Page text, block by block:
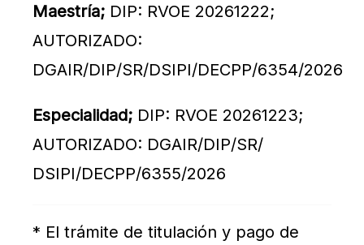
Maestría; DIP: RVOE 20261222;
AUTORIZADO:
DGAIR/DIP/SR/DSIPI/DECPP/6354/2026
Especialidad; DIP: RVOE 20261223;
AUTORIZADO: DGAIR/DIP/SR/
DSIPI/DECPP/6355/2026
* El trámite de titulación y pago de